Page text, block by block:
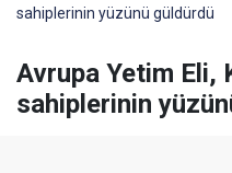
sahiplerinin yüzünü güldürdü
Avrupa Yetim Eli,
sahiplerinin